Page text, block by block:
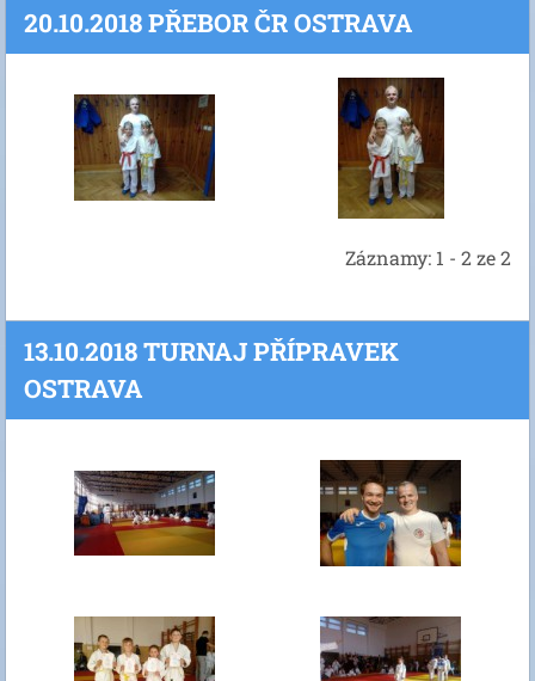
20.10.2018 PŘEBOR ČR OSTRAVA
Záznamy: 1 - 2 ze 2
13.10.2018 TURNAJ PŘÍPRAVEK
OSTRAVA